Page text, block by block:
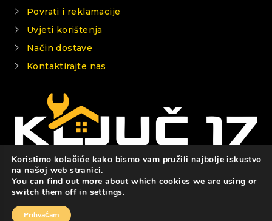
Povrati i reklamacije
Uvjeti korištenja
Način dostave
Kontaktirajte nas
© 2026 KLJUČ 17
Koristimo kolačiće kako bismo vam pružili najbolje iskustvo
na našoj web stranici.
You can find out more about which cookies we are using or
switch them off in settings.
Prihvaćam